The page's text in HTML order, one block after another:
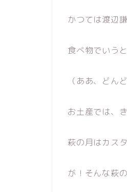
かつては渡辺
食べ物でいう
（ああ、どん
お土産では、
萩の月はカス
が！そんな萩